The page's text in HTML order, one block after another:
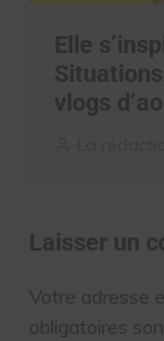
Elle
vlogs
Laisser un
Votre adresse
obligatoires